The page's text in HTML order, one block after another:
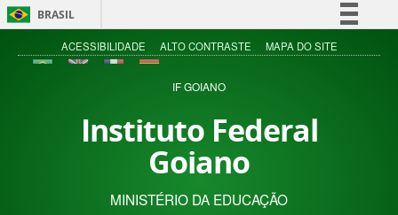
BRASIL
Simplifique!
Acesso à informação
ACESSIBILIDADE ALTO CONTRASTE MAPA DO SITE
IF GOIANO
Instituto Federal
Goiano
MINISTÉRIO DA EDUCAÇÃO